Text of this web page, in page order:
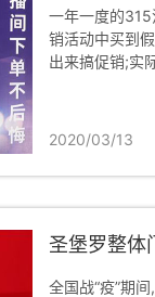
一年一度的
销活动中买到
出来搞促销;实
2020/03/13
圣堡罗整体
全国战“疫”期